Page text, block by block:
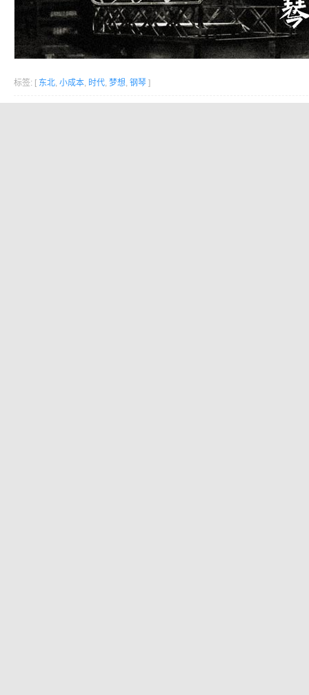
标签: [ 东北, 小成本, 时代, 梦想, 钢琴 ]